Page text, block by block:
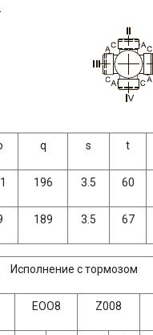
q s t
196 3.5 60
189 3.5 67
Исполнение с тормозом
ЕОО8 Z008